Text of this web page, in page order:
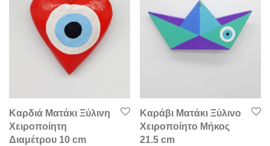
Καρδιά Ματάκι Ξύλινη
Χειροποίητη
Διαμέτρου 10 cm
Καράβι Ματάκι Ξύλινο
Χειροποίητο Μήκος
21.5 cm